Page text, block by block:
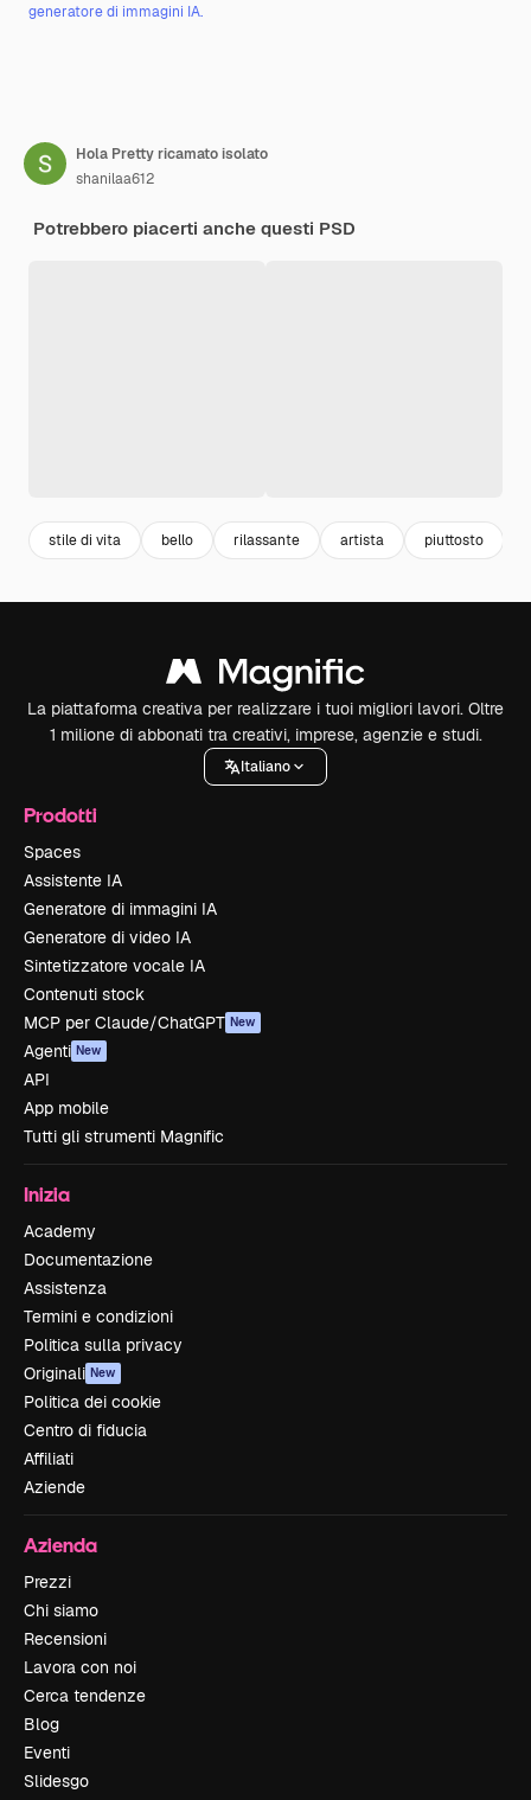
generatore di immagini IA.
Hola Pretty ricamato isolato
shanilaa612
Potrebbero piacerti anche questi PSD
stile di vita bello rilassante artista piuttosto
La piattaforma creativa per realizzare i tuoi migliori lavori. Oltre
1 milione di abbonati tra creativi, imprese, agenzie e studi.
Italiano
Prodotti
Spaces
Assistente IA
Generatore di immagini IA
Generatore di video IA
Sintetizzatore vocale IA
Contenuti stock
MCP per Claude/ChatGPT New
Agenti New
API
App mobile
Tutti gli strumenti Magnific
Inizia
Academy
Documentazione
Assistenza
Termini e condizioni
Politica sulla privacy
Originali New
Politica dei cookie
Centro di fiducia
Affiliati
Aziende
Azienda
Prezzi
Chi siamo
Recensioni
Lavora con noi
Cerca tendenze
Blog
Eventi
Slidesgo